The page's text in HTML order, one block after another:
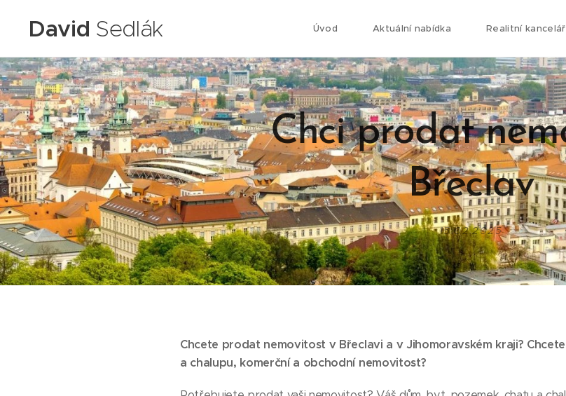
David Sedlák Úvod Aktuální nabídka Realitní
Chci prodat
Břeclav
15.02.2025
Chcete prodat nemovitost v Břeclavi a v Jihomoravském kraji?
a chalupu, komerční a obchodní nemovitost?